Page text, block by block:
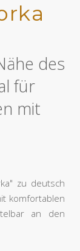
des
für
mit
zu deutsch
komfortablen
an den